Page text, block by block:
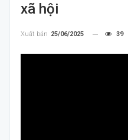
xã hội
Xuất bản 25/06/2025 39